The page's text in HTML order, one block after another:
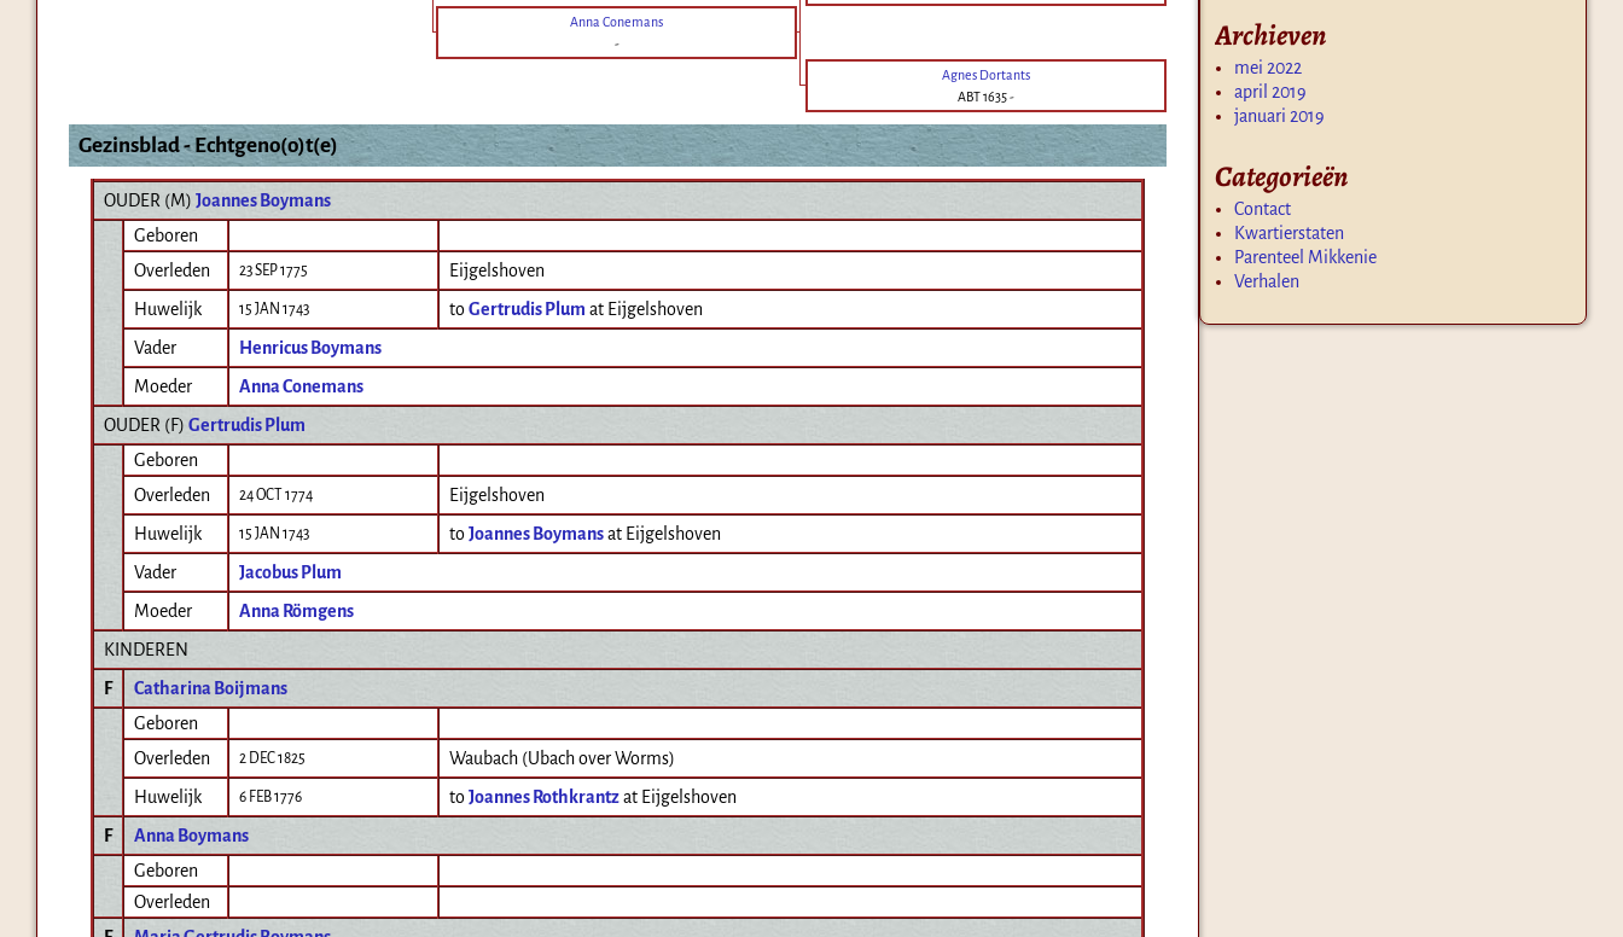
Anna Conemans
-
Agnes Dortants
ABT 1635-
Gezinsblad - Echtgeno(o)t(e)
OUDER (M) Joannes Boymans
Geboren
Overleden
23 SEP 1775
Eijgelshoven
Huwelijk
15 JAN 1743 toGertrudis Plum at Eijgelshoven
Vader
Henricus Boymans
Moeder
Anna Conemans
OUDER (F) Gertrudis Plum
Geboren
Overleden
24 OCT 1774
Eijgelshoven
Huwelijk
15 JAN 1743 toJoannes Boymansat Eijgelshoven
Vader
Jacobus Plum
Moeder
Anna Römgens
KINDEREN
F
Catharina Boijmans
Geboren
Overleden
2 DEC 1825
Waubach (Ubach over Worms)
Huwelijk
6 FEB 1776 toJoannes Rothkrantzat Eijgelshoven
F
Anna Boymans
Geboren
Overleden
Archieven
mei 2022
april 2019
januari 2019
Categorieën
Contact
Kwartierstaten
Parenteel Mikkenie
Verhalen